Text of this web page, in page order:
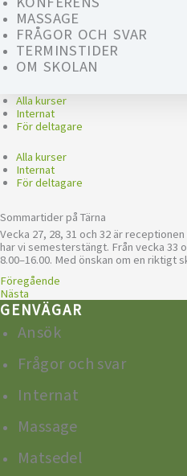
MASSAGE
FRÅGOR OCH SVAR
TERMINSTIDER
OM SKOLAN
Alla kurser
Internat
För deltagare
Alla kurser
Internat
För deltagare
Sommartider på Tärna
Vecka 27, 28, 31 och 32 är
har vi semesterstängt. Från vecka 33
8.00–16.00. Med önskan om en riktigt
Föregående
Nästa
GENVÄGAR
Ansök
Frågor och svar
Internat
Massage
Matsedel